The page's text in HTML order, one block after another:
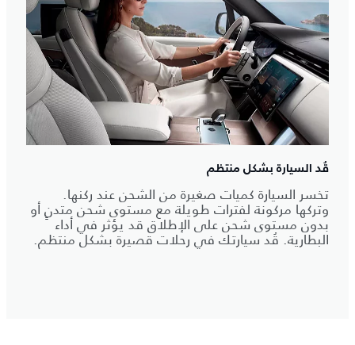
قُد السيارة بشكل منتظم
تخسر السيارة كميات صغيرة من الشحن عند ركنها.
وتركها مركونة لفترات طويلة مع مستوى شحن متدنٍ أو
بدون مستوى شحن على الإطلاق قد يؤثر في أداء
البطارية. قُد سيارتك في رحلات قصيرة بشكل منتظم.